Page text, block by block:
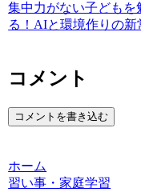
集中力がない子どもを
る！AIと環境作りの新
コメント
コメントを書き込む
ホーム
習い事・家庭学習